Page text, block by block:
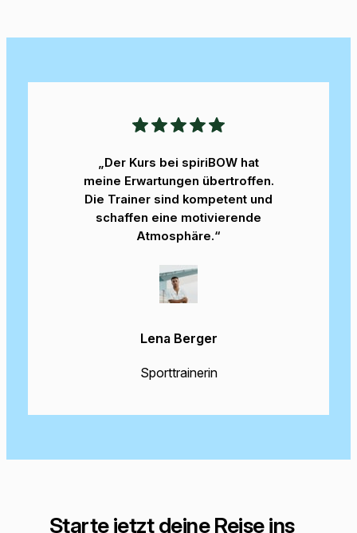
„Der Kurs bei spiriBOW hat
meine Erwartungen übertroffen.
Die Trainer sind kompetent und
schaffen eine motivierende
Atmosphäre.“
Lena Berger
Sporttrainerin
Starte jetzt deine Reise ins